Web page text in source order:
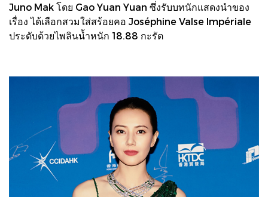
Juno Mak โดย Gao Yuan Yuan ซึ่งรับบทนักแสดงนำของ
เรื่อง ได้เลือกสวมใส่สร้อยคอ Joséphine Valse Impériale
ประดับด้วยไพลินน้ำหนัก 18.88 กะรัต